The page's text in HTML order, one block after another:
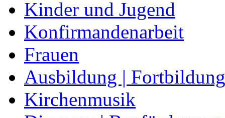
Kinder und Jugend
Konfirmandenarbeit
Frauen
Ausbildung | Fortbildung
Kirchenmusik